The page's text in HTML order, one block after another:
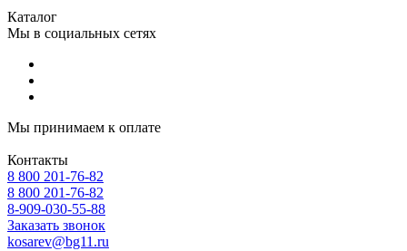
Каталог
Мы в социальных сетях
Мы принимаем к оплате
Контакты
8 800 201-76-82
8 800 201-76-82
8-909-030-55-88
Заказать звонок
kosarev@bg11.ru